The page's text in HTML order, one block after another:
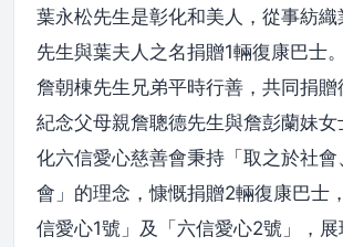
葉永松先生是彰化和美人，從事紡
先生與葉夫人之名捐贈1輛復康巴士
詹朝棟先生兄弟平時行善，共同捐贈
紀念父母親詹聰德先生與詹彭蘭妹
化六信愛心慈善會秉持「取之於社會
會」的理念，慷慨捐贈2輛復康巴士
信愛心1號」及「六信愛心2號」，